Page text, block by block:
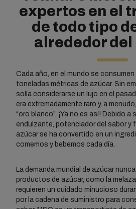
expertos en el
de todo tipo
alrededor del
Cada año, en el mundo se
toneladas métricas de azúcar. Sin
solía considerarse un lujo en el
era extremadamente raro y, a
“oro blanco”. ¡Ya no es así! Debido a
endulzante, potenciador del sabor y
azúcar se ha convertido en un
comemos y bebemos cada día.
La demanda mundial de azúcar
productos de azúcar, como la
requieren un cuidado minucioso
por la cadena de suministro para